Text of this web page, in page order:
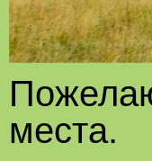
места.